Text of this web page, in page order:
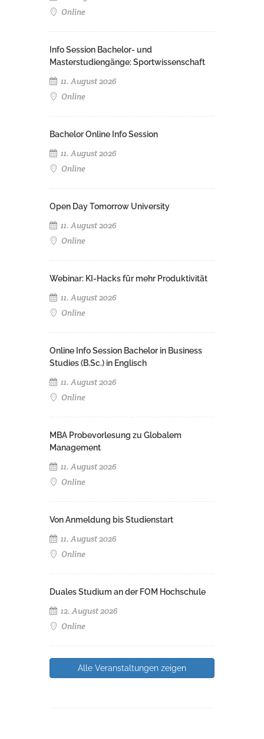
Online
Info Session Bachelor- und
Masterstudiengänge: Sportwissenschaft
11. August 2026
Online
Bachelor Online Info Session
11. August 2026
Online
Open Day Tomorrow University
11. August 2026
Online
Webinar: KI-Hacks für mehr Produktivität
11. August 2026
Online
Online Info Session Bachelor in Business
Studies (B.Sc.) in Englisch
11. August 2026
Online
MBA Probevorlesung zu Globalem
Management
11. August 2026
Online
Von Anmeldung bis Studienstart
11. August 2026
Online
Duales Studium an der FOM Hochschule
12. August 2026
Online
Alle Veranstaltungen zeigen